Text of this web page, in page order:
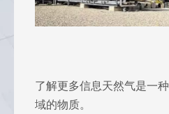
了解更多信息天然气是一
域的物质。